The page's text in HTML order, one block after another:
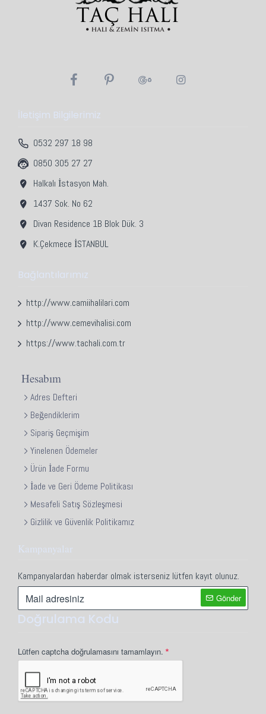
İletişim Bilgilerimiz
0532 297 18 98
0850 305 27 27
Halkalı İstasyon Mah.
1437 Sok. No 62
Divan Residence 1B Blok Dük. 3
K.Çekmece İSTANBUL
Bağlantılarımız
http://www.camiihalilari.com
http://www.cemevihalisi.com
https://www.tachali.com.tr
Hesabım
Adres Defteri
Beğendiklerim
Sipariş Geçmişim
Yinelenen Ödemeler
Ürün İade Formu
İade ve Geri Ödeme Politikası
Mesafeli Satış Sözleşmesi
Gizlilik ve Güvenlik Politikamız
Kampanyalar
Kampanyalardan haberdar olmak isterseniz lütfen kayıt olunuz.
Gönder
Doğrulama Kodu
Lütfen captcha doğrulamasını tamamlayın.